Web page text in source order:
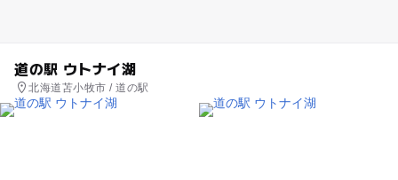
道の駅 ウトナイ湖
北海道苫小牧市 / 道の駅